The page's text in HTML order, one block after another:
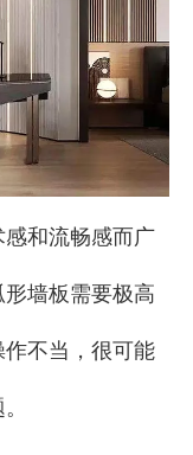
和流畅感而广
墙板需要极高
不当，很可能